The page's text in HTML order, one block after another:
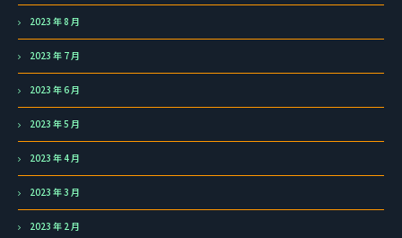
2023 年 8 月
2023 年 7 月
2023 年 6 月
2023 年 5 月
2023 年 4 月
2023 年 3 月
2023 年 2 月